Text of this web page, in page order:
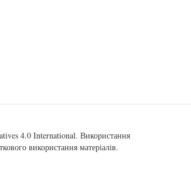
4.0 International. Використання
використання матеріалів.